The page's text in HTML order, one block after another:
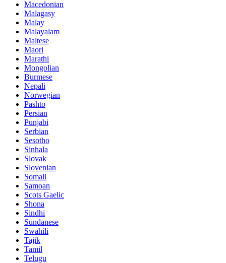
Macedonian
Malagasy
Malay
Malayalam
Maltese
Maori
Marathi
Mongolian
Burmese
Nepali
Norwegian
Pashto
Persian
Punjabi
Serbian
Sesotho
Sinhala
Slovak
Slovenian
Somali
Samoan
Scots Gaelic
Shona
Sindhi
Sundanese
Swahili
Tajik
Tamil
Telugu